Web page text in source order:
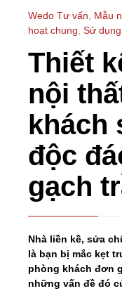
Wedo Tư vấn Mẫu
hoạt chung Sử
Thiết
nội
khách
độc
gạch
Nhà liền kề, sửa
là bạn bị mắc kẹt
phòng khách đơn
những vấn đề đó